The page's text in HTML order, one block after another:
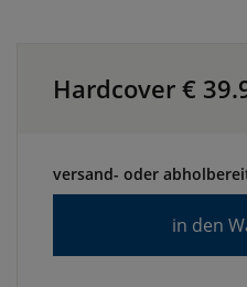
Hardcover €
versand- oder
in den